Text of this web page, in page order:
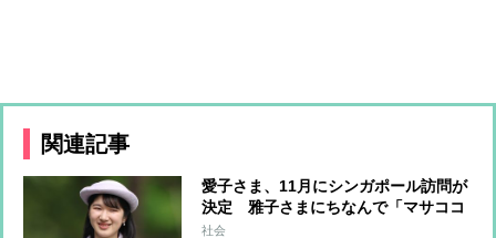
関連記事
愛子さま、11月にシンガポール訪問が
決定 雅子さまにちなんで「マサココ
ウタイシヒデンカ」と命名された真っ
社会